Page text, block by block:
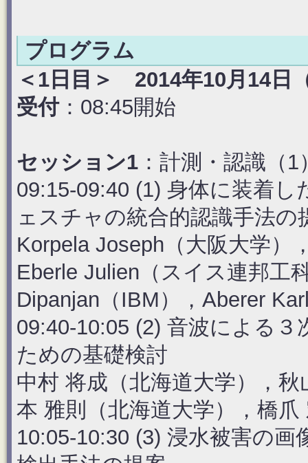
プログラム
＜1日目＞ 2014年10月14日
受付：08:45開始
セッション1 ：計測・認識（1
09:15-09:40 (1) 身体に装着
ェスチャの統合的認識手法の
Korpela Joseph（大阪大学）
Eberle Julien（スイス連邦工
Dipanjan（IBM），Aberer
09:40-10:05 (2) 音波による
ための基礎検討
中村 将成（北海道大学），
本 雅則（北海道大学），橋
10:05-10:30 (3) 浸水被害の